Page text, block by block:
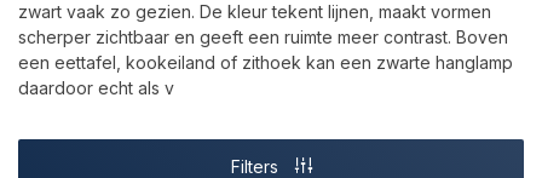
zwart vaak zo gezien. De kleur tekent lijnen, maakt vormen
scherper zichtbaar en geeft een ruimte meer contrast. Boven
een eettafel, kookeiland of zithoek kan een zwarte hanglamp
daardoor echt als v
Filters